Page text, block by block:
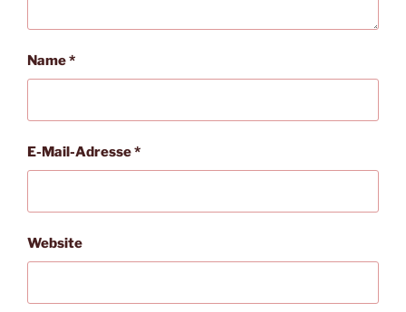
Name*
E-Mail-Adresse*
Website